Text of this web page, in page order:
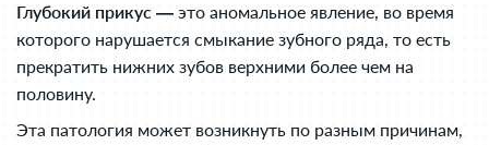
Глубокий прикус — это аномальное явление, во время
которого нарушается смыкание зубного ряда, то есть
прекратить нижних зубов верхними более чем на
половину.
Эта патология может возникнуть по разным причинам,